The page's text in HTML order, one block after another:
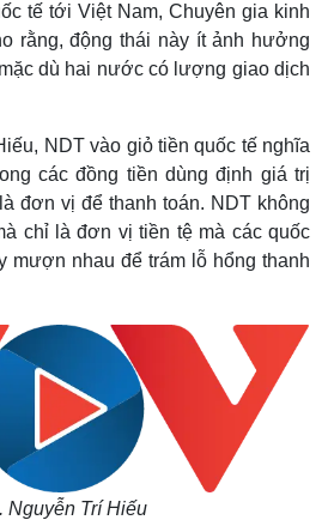
tế tới Việt Nam, Chuyên gia kinh
rằng, động thái này ít ảnh hưởng
dù hai nước có lượng giao dịch
NDT vào giỏ tiền quốc tế nghĩa
các đồng tiền dùng định giá trị
đơn vị để thanh toán. NDT không
chỉ là đơn vị tiền tệ mà các quốc
mượn nhau để trám lỗ hổng thanh
Nguyễn Trí Hiếu